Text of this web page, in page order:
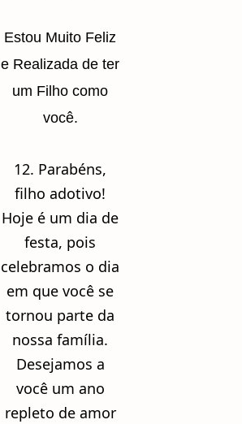
Estou Muito Feliz
e Realizada de ter
um Filho como
você.
12. Parabéns,
filho adotivo!
Hoje é um dia de
festa, pois
celebramos o dia
em que você se
tornou parte da
nossa família.
Desejamos a
você um ano
repleto de amor